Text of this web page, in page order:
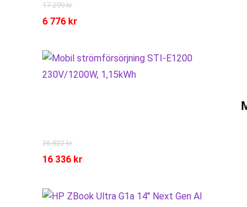
17 299kr
6 776 kr
26 832kr
16 336 kr